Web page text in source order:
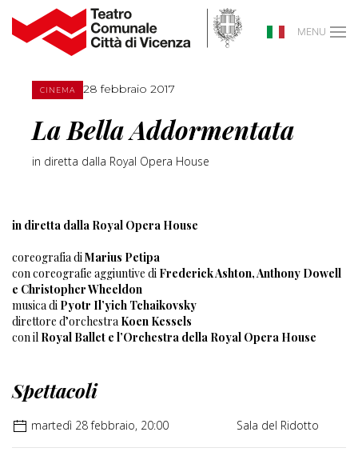
MENU
CINEMA 28 febbraio 2017
La Bella Addormentata
in diretta dalla Royal Opera House
in diretta dalla Royal Opera House
coreografia di Marius Petipa
con coreografie aggiuntive di Frederick Ashton, Anthony Dowell
e Christopher Wheeldon
musica di Pyotr Il’yich Tchaikovsky
direttore d’orchestra Koen Kessels
con il Royal Ballet e l’Orchestra della Royal Opera House
Spettacoli
martedì 28 febbraio, 20:00 Sala del Ridotto